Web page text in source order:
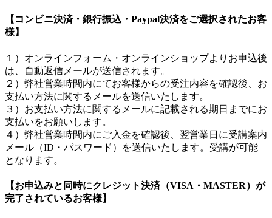
【コンビニ決済・銀行振込・Paypal決済をご選択されたお客
様】
１）オンラインフォーム・オンラインショップよりお申込後
は、自動返信メールが送信されます。
２）弊社営業時間内にてお客様からの受注内容を確認後、お
支払い方法に関するメールを送信いたします。
３）お支払い方法に関するメールに記載される期日までにお
支払いをお願いします。
４）弊社営業時間内にご入金を確認後、翌営業日に受講案内
メール（ID・パスワード）を送信いたします。受講が可能
となります。
【お申込みと同時にクレジット決済（VISA・MASTER）が
完了されているお客様】